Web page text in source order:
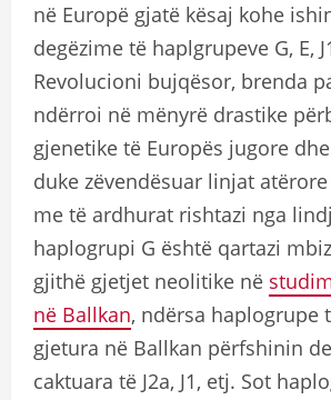
në Europë gjatë kësaj kohe
degëzime të haplgrupeve G, E,
Revolucioni bujqësor, brenda
ndërroi në mënyrë drastike
gjenetike të Europës jugore
duke zëvendësuar linjat
me të ardhurat rishtazi nga
haplogrupi G është qartazi
gjithë gjetjet neolitike në
në Ballkan, ndërsa haplogrupe
gjetura në Ballkan përfshinin
caktuara të J2a, J1, etj. Sot